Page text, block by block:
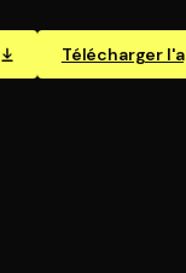
Télécharger